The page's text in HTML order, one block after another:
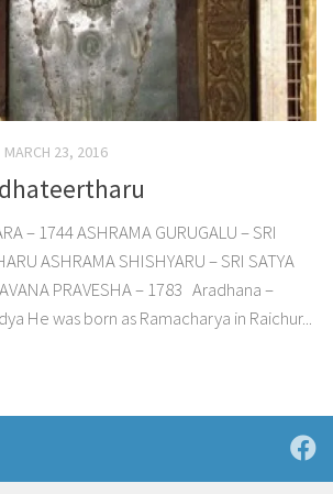
MARCH 23, 2016
– 1744 ASHRAMA GURUGALU – SRI
ASHRAMA SHISHYARU – SRI SATYA
PRAVESHA – 1783 Aradhana –
He was born as Ramacharya in Raichur...